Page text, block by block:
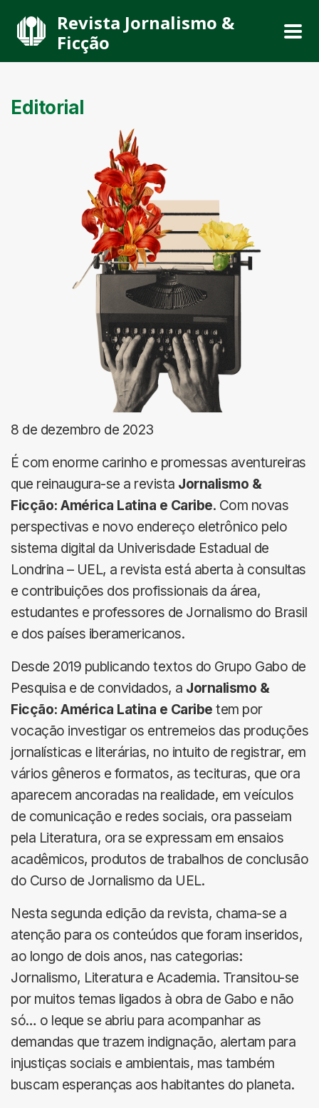
Revista Jornalismo &
Ficção
Editorial
8 de dezembro de 2023
É com enorme carinho e promessas aventureiras
que reinaugura-se a revista Jornalismo &
Ficção: América Latina e Caribe. Com novas
perspectivas e novo endereço eletrônico pelo
sistema digital da Univerisdade Estadual de
Londrina – UEL, a revista está aberta à consultas
e contribuições dos profissionais da área,
estudantes e professores de Jornalismo do Brasil
e dos países iberamericanos.
Desde 2019 publicando textos do Grupo Gabo de
Pesquisa e de convidados, a Jornalismo &
Ficção: América Latina e Caribe tem por
vocação investigar os entremeios das produções
jornalísticas e literárias, no intuito de registrar, em
vários gêneros e formatos, as tecituras, que ora
aparecem ancoradas na realidade, em veículos
de comunicação e redes sociais, ora passeiam
pela Literatura, ora se expressam em ensaios
acadêmicos, produtos de trabalhos de conclusão
do Curso de Jornalismo da UEL.
Nesta segunda edição da revista, chama-se a
atenção para os conteúdos que foram inseridos,
ao longo de dois anos, nas categorias:
Jornalismo, Literatura e Academia. Transitou-se
por muitos temas ligados à obra de Gabo e não
só… o leque se abriu para acompanhar as
demandas que trazem indignação, alertam para
injustiças sociais e ambientais, mas também
buscam esperanças aos habitantes do planeta.